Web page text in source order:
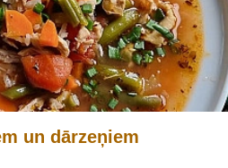
un dārzeņiem